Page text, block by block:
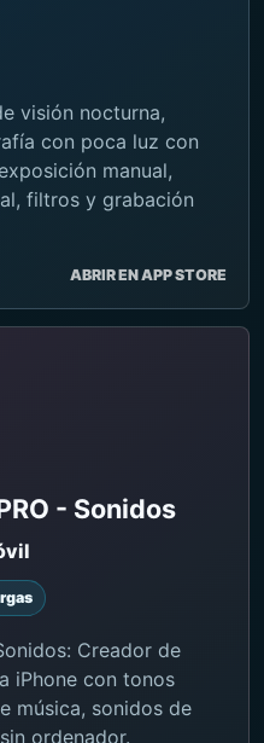
visión nocturna,
con poca luz con
manual,
filtros y grabación
ABRIR EN APP STORE
- Sonidos
Creador de
iPhone con tonos
música, sonidos de
ordenador.